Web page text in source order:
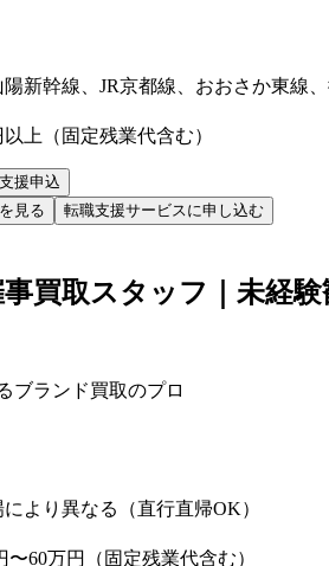
新幹線、JR京都線、おおさか東線
以上（固定残業代含む）
援申込
見る 転職支援サービスに申し込む
事買取スタッフ｜未経
ブランド買取のプロ
より異なる（直行直帰OK）
〜60万円（固定残業代含む）